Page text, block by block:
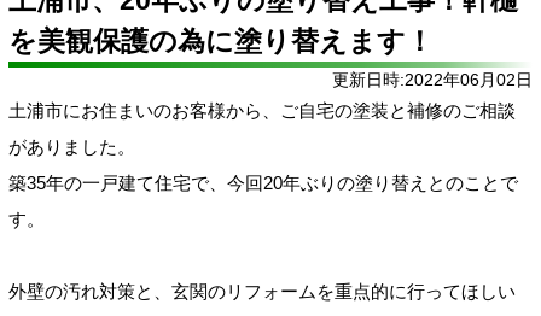
を美観保護の為に塗り替えます！
更新日時:2022年06月02日
土浦市にお住まいのお客様から、ご自宅の塗装と補修のご相談
がありました。
築35年の一戸建て住宅で、今回20年ぶりの塗り替えとのことで
す。
外壁の汚れ対策と、玄関のリフォームを重点的に行ってほしい